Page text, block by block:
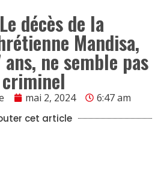
décès de la
Mandisa,
ans, ne semble pas
mai 2, 2024 6:47 am
cet article